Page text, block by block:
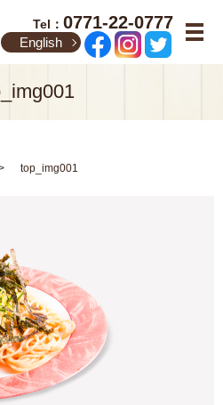
Tel：0771-22-0777
English メ
top_img001